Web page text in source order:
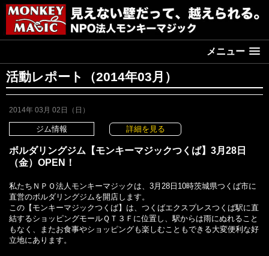
メニュー
活動レポート（2014年03月）
2014年 03月 02日（日）
ジム情報 詳細を見る
ボルダリングジム【モンキーマジックつくば】3月28日
（金）OPEN！
私たちＮＰＯ法人モンキーマジックは、3月28日10時茨城県つくば市に
直営のボルダリングジムを開店します。
この【モンキーマジックつくば】は、つくばエクスプレスつくば駅に直
結するショッピングモールＱＴ３Ｆに位置し、駅からは雨にぬれること
もなく、またお食事やショッピングも楽しむこともできる大変便利な好
立地にあります。